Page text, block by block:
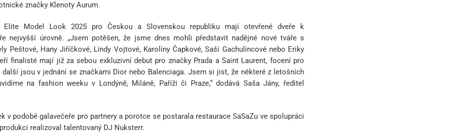
značky Klenoty Aurum.
Elite Model Look 2025 pro Českou a Slovenskou republiku mají otevřené dveře k
nejvyšší úrovně. „Jsem potěšen, že jsme dnes mohli představit nadějné nové tváře s
Peštové, Hany Jiříčkové, Lindy Vojtové, Karolíny Čapkové, Saši Gachulincové nebo Eriky
finalisté mají již za sebou exkluzivní debut pro značky Prada a Saint Laurent, focení pro
další jsou v jednání se značkami Dior nebo Balenciaga. Jsem si jist, že některé z letošních
na fashion weeku v Londýně, Miláně, Paříži či Praze,“ dodává Saša Jány, ředitel
v podobě galavečeře pro partnery a porotce se postarala restaurace SaSaZu ve spolupráci
realizoval talentovaný DJ Nuksterr.